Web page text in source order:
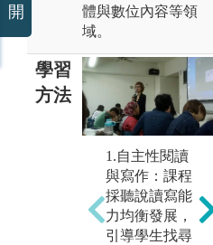
體與數位內容等領
域。
學習
方法
1.自主性閱讀
與寫作：課程
採聽說讀寫能
力均衡發展，
引導學生找尋
開